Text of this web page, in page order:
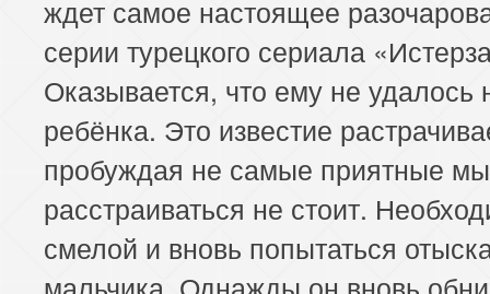
197 серия
198 серия 199 серия
201 серия
202 серия 203 серия
205 серия
206 серия 207 серия
ждет самое настоящее
серии турецкого сериала
Оказывается, что ему не удалось
ребёнка. Это известие
пробуждая не самые приятные
расстраиваться не стоит.
смелой и вновь попытаться
мальчика. Однажды он вновь